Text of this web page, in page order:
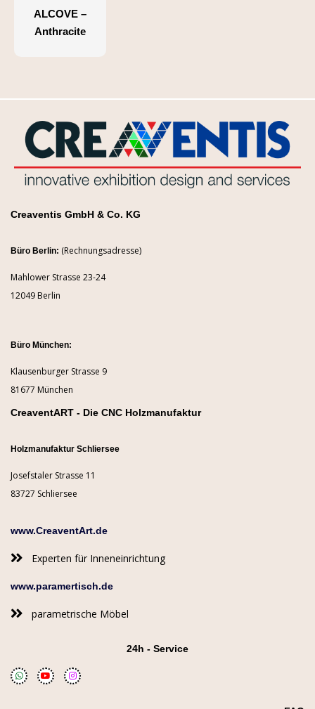
ALCOVE –
Anthracite
Creaventis GmbH & Co. KG
Büro Berlin: (Rechnungsadresse)
Mahlower Strasse 23-24
12049 Berlin
Büro München:
Klausenburger Strasse 9
81677 München
CreaventART - Die CNC Holzmanufaktur
Holzmanufaktur Schliersee
Josefstaler Strasse 11
83727 Schliersee
www.CreaventArt.de
Experten für Inneneinrichtung
www.paramertisch.de
parametrische Möbel
24h - Service